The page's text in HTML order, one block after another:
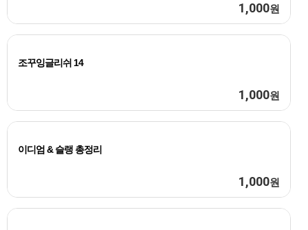
1,000원
조꾸잉글리쉬 14
1,000원
이디엄 & 슬랭 총정리
1,000원